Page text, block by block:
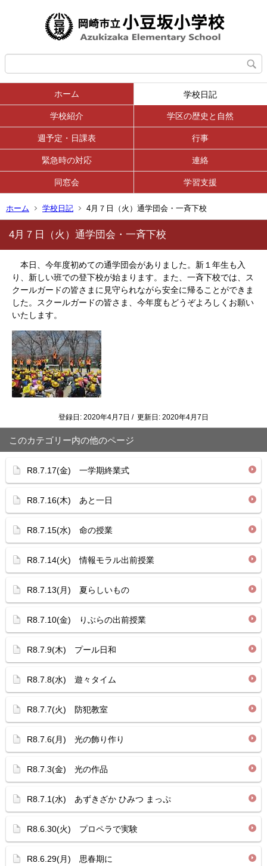
ホーム 学校日記
学校紹介 学区の歴史と自然
週予定・日課表 行事
緊急時の対応 連絡
同窓会 学習支援
ホーム 学校日記 4月７日（火）通学団会・一斉下校
4月７日（火）通学団会・一斉下校
本日、今年度初めての通学団会がありました。新１年生も入
り、新しい班での登下校が始まります。また、一斉下校では、ス
クールガードの皆さまに見守られながら安全に帰ることができま
した。スクールガードの皆さま、今年度もどうぞよろしくお願い
いたします。
登録日: 2020年4月7日 / 更新日: 2020年4月7日
このカテゴリー内の他のページ
R8.7.17(金) 一学期終業式
R8.7.16(木) あと一日
R8.7.15(水) 命の授業
R8.7.14(火) 情報モラル出前授業
R8.7.13(月) 夏らしいもの
R8.7.10(金) りぶらの出前授業
R8.7.9(木) プール日和
R8.7.8(水) 遊々タイム
R8.7.7(火) 防犯教室
R8.7.6(月) 光の飾り作り
R8.7.3(金) 光の作品
R8.7.1(水) あずきざか ひみつ まっぷ
R8.6.30(火) プロペラで実験
R8.6.29(月) 思春期に